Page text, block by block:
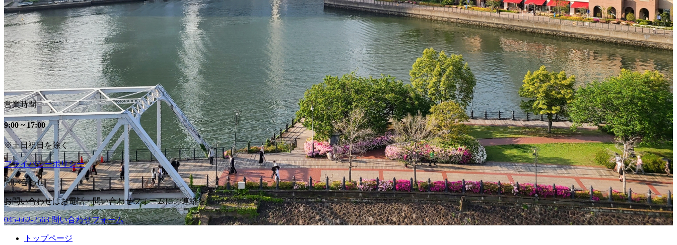
営業時間
9:00 ~ 17:00
※土日祝日を除く
プライバシーポリシー
問い合わせ
お問い合わせはお電話・問い合わせフォームにご連絡を
045-662-2563 問い合わせフォーム
トップページ